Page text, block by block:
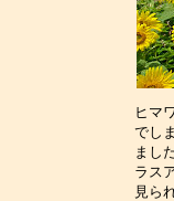
ヒマ
でし
まし
ラス
見ら